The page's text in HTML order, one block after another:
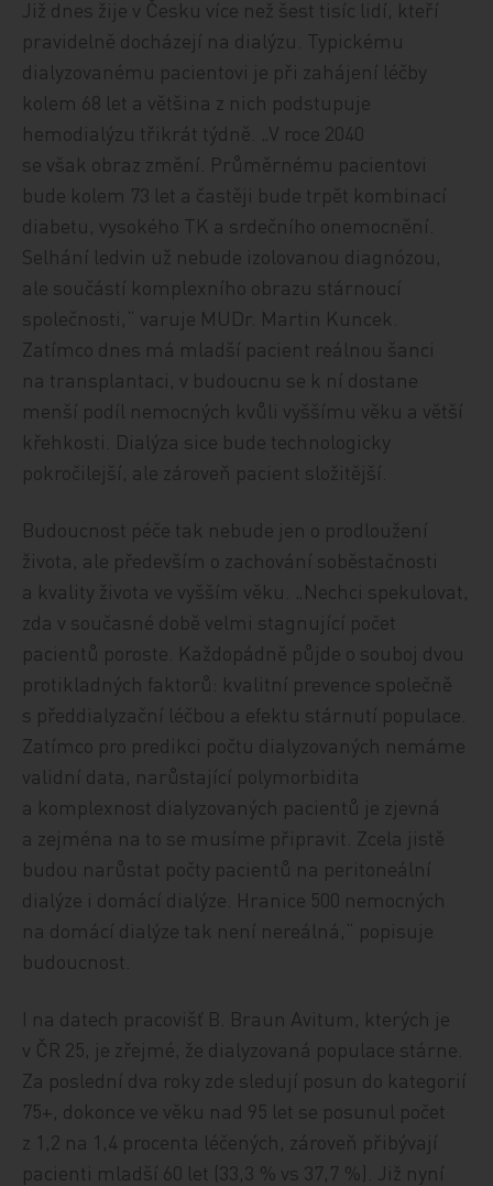
Již dnes žije v Česku více než šest tisíc lidí, kteří
pravidelně docházejí na dialýzu. Typickému
dialyzovanému pacientovi je při zahájení léčby
kolem 68 let a většina z nich podstupuje
hemodialýzu třikrát týdně. „V roce 2040
se však obraz změní. Průměrnému pacientovi
bude kolem 73 let a častěji bude trpět kombinací
diabetu, vysokého TK a srdečního onemocnění.
Selhání ledvin už nebude izolovanou diagnózou,
ale součástí komplexního obrazu stárnoucí
společnosti,“ varuje MUDr. Martin Kuncek.
Zatímco dnes má mladší pacient reálnou šanci
na transplantaci, v budoucnu se k ní dostane
menší podíl nemocných kvůli vyššímu věku a větší
křehkosti. Dialýza sice bude technologicky
pokročilejší, ale zároveň pacient složitější.
Budoucnost péče tak nebude jen o prodloužení
života, ale především o zachování soběstačnosti
a kvality života ve vyšším věku. „Nechci spekulovat,
zda v současné době velmi stagnující počet
pacientů poroste. Každopádně půjde o souboj dvou
protikladných faktorů: kvalitní prevence společně
s předdialyzační léčbou a efektu stárnutí populace.
Zatímco pro predikci počtu dialyzovaných nemáme
validní data, narůstající polymorbidita
a komplexnost dialyzovaných pacientů je zjevná
a zejména na to se musíme připravit. Zcela jistě
budou narůstat počty pacientů na peritoneální
dialýze i domácí dialýze. Hranice 500 nemocných
na domácí dialýze tak není nereálná,“ popisuje
budoucnost.
I na datech pracovišť B. Braun Avitum, kterých je
v ČR 25, je zřejmé, že dialyzovaná populace stárne.
Za poslední dva roky zde sledují posun do kategorií
75+, dokonce ve věku nad 95 let se posunul počet
z 1,2 na 1,4 procenta léčených, zároveň přibývají
pacienti mladší 60 let (33,3 % vs 37,7 %). Již nyní